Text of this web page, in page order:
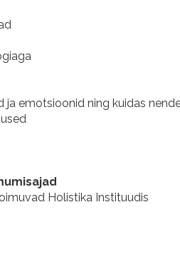
ja emotsioonid ning kuidas
Holistika Instituudis